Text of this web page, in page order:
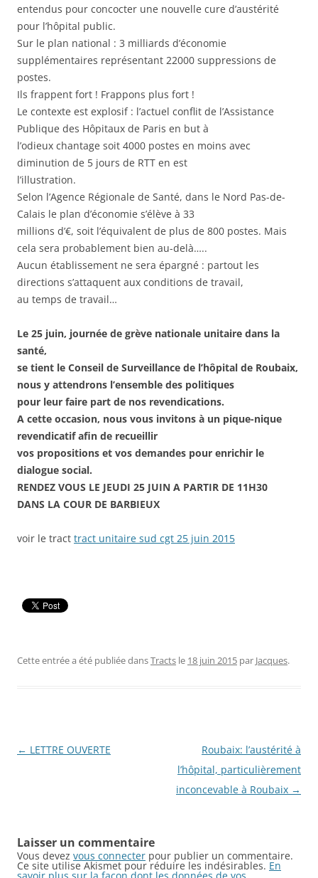
entendus pour concocter une nouvelle cure d’austérité
pour l’hôpital public.
Sur le plan national : 3 milliards d’économie
supplémentaires représentant 22000 suppressions de
postes.
Ils frappent fort ! Frappons plus fort !
Le contexte est explosif : l’actuel conflit de l’Assistance
Publique des Hôpitaux de Paris en but à
l’odieux chantage soit 4000 postes en moins avec
diminution de 5 jours de RTT en est
l’illustration.
Selon l’Agence Régionale de Santé, dans le Nord Pas-de-
Calais le plan d’économie s’élève à 33
millions d’€, soit l’équivalent de plus de 800 postes. Mais
cela sera probablement bien au-delà…..
Aucun établissement ne sera épargné : partout les
directions s’attaquent aux conditions de travail,
au temps de travail…
Le 25 juin, journée de grève nationale unitaire dans la
santé,
se tient le Conseil de Surveillance de l’hôpital de Roubaix,
nous y attendrons l’ensemble des politiques
pour leur faire part de nos revendications.
A cette occasion, nous vous invitons à un pique-nique
revendicatif afin de recueillir
vos propositions et vos demandes pour enrichir le
dialogue social.
RENDEZ VOUS LE JEUDI 25 JUIN A PARTIR DE 11H30
DANS LA COUR DE BARBIEUX
voir le tract tract unitaire sud cgt 25 juin 2015
Cette entrée a été publiée dansTracts le 18 juin 2015 par Jacques.
Navigation
← LETTRE OUVERTE
Roubaix: l’austérité à
l’hôpital, particulièrement
inconcevable à Roubaix →
Laisser un commentaire
Vous devez vous connecter pour publier un commentaire.
Ce site utilise Akismet pour réduire les indésirables. En